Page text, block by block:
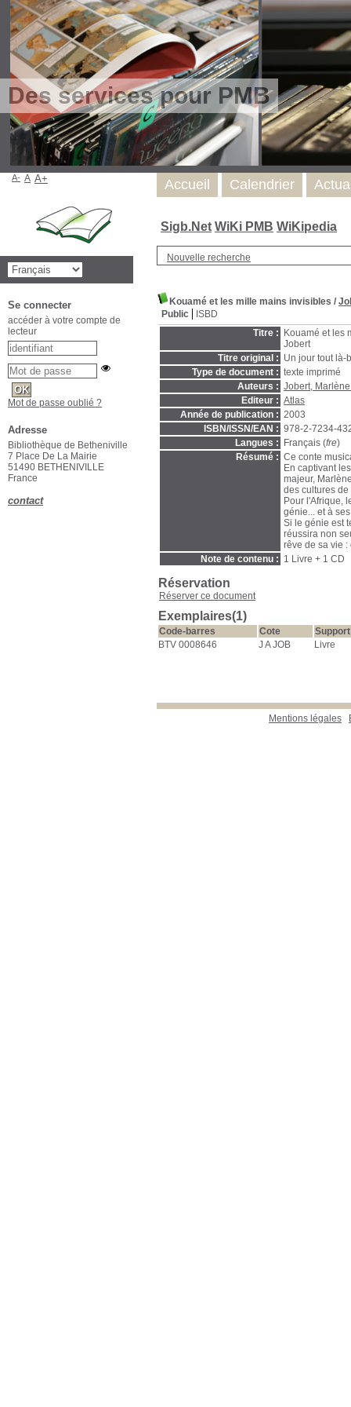
Des services pour PMB
Sigb.Net WiKi PMB WiKipedia
Nouvelle recherche
Kouamé et les mille mains invisibles /
Public
ISBD
Titre :
Kouamé et les
Jobert
Titre original : Un jour tout là-
Type de document : texte imprimé
Auteurs : Jobert,
Editeur : Atlas
Année de publication : 2003
ISBN/ISSN/EAN : 978-2-7234-
Langues :
Français (fre)
Résumé : Ce conte
En captivant
majeur,
des cultures
Pour l'Afrique,
génie... et à
Si le génie est
réussira non
rêve de sa vie
Note de contenu : 1 Livre + 1 CD
Réservation
Réserver ce document
Exemplaires(1)
Code-barres Cote
Support
BTV 0008646
J A JOB Livre
Mentions légales
Accueil Calendrier
A- A A+
Se connecter
accéder à votre compte de
lecteur
Mot de passe oublié ?
Adresse
Bibliothèque de Betheniville
7 Place De La Mairie
51490 BETHENIVILLE
France
contact